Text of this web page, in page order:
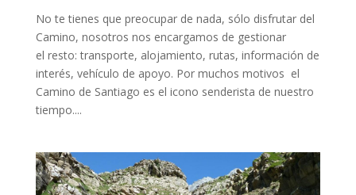
No te tienes que preocupar de nada, sólo disfrutar del
Camino, nosotros nos encargamos de gestionar
el resto: transporte, alojamiento, rutas, información de
interés, vehículo de apoyo. Por muchos motivos el
Camino de Santiago es el icono senderista de nuestro
tiempo....